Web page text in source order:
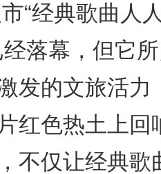
经典歌曲人
落幕，但它
发的文旅活力
红色热土上回
不仅让经典歌